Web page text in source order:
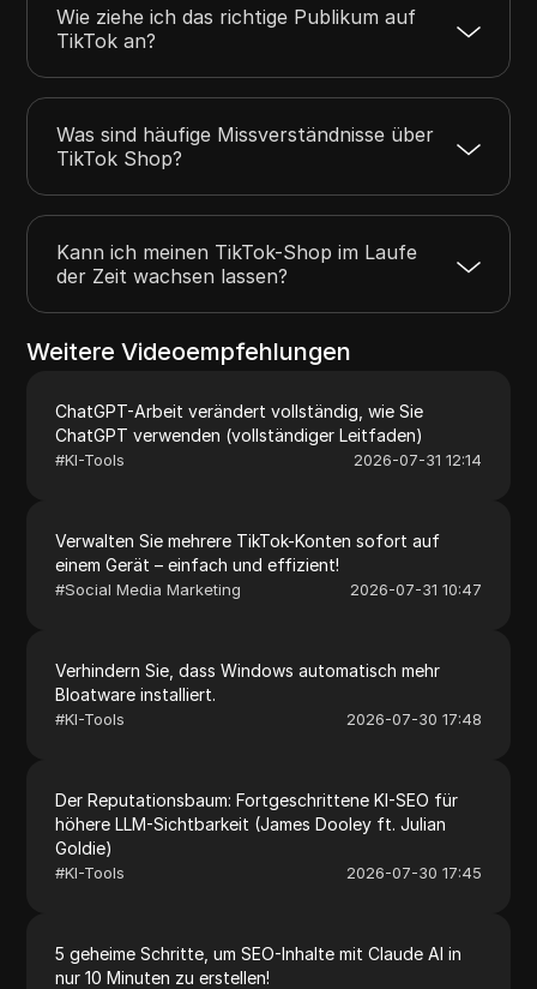
Wie ziehe ich das richtige Publikum auf
TikTok an?
Was sind häufige Missverständnisse über
TikTok Shop?
Kann ich meinen TikTok-Shop im Laufe
der Zeit wachsen lassen?
Weitere Videoempfehlungen
ChatGPT-Arbeit verändert vollständig, wie Sie
ChatGPT verwenden (vollständiger Leitfaden)
#KI-Tools 2026-07-31 12:14
Verwalten Sie mehrere TikTok-Konten sofort auf
einem Gerät – einfach und effizient!
#Social Media Marketing 2026-07-31 10:47
Verhindern Sie, dass Windows automatisch mehr
Bloatware installiert.
#KI-Tools 2026-07-30 17:48
Der Reputationsbaum: Fortgeschrittene KI-SEO für
höhere LLM-Sichtbarkeit (James Dooley ft. Julian
Goldie)
#KI-Tools 2026-07-30 17:45
5 geheime Schritte, um SEO-Inhalte mit Claude AI in
nur 10 Minuten zu erstellen!